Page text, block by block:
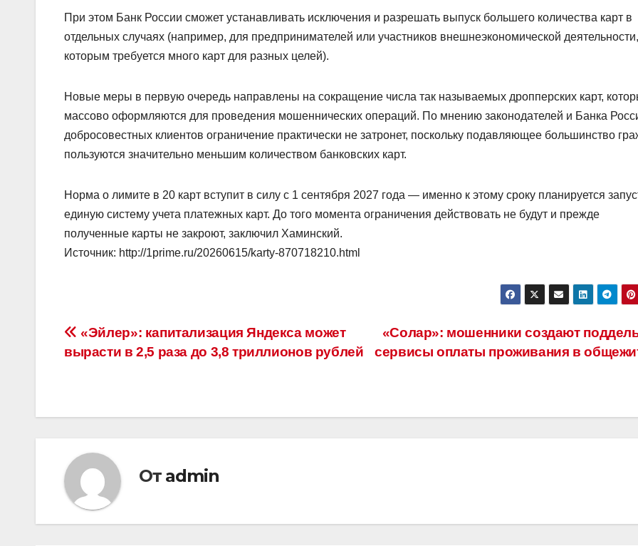
При этом Банк России сможет устанавливать исключения и разрешать выпуск большего количества карт в
отдельных случаях (например, для предпринимателей или участников внешнеэкономической деятельности,
которым требуется много карт для разных целей).
Новые меры в первую очередь направлены на сокращение числа так называемых дропперских карт,
массово оформляются для проведения мошеннических операций. По мнению законодателей и Банка
добросовестных клиентов ограничение практически не затронет, поскольку подавляющее большинство
пользуются значительно меньшим количеством банковских карт.
Норма о лимите в 20 карт вступит в силу с 1 сентября 2027 года — именно к этому сроку планируется
единую систему учета платежных карт. До того момента ограничения действовать не будут и прежде
полученные карты не закроют, заключил Хаминский.
Источник: http://1prime.ru/20260615/karty-870718210.html
Навигация
по
«Солар»: мошенники создают
сервисы оплаты проживания в
«Эйлер»: капитализация Яндекса может
вырасти в 2,5 раза до 3,8 триллионов рублей
От admin